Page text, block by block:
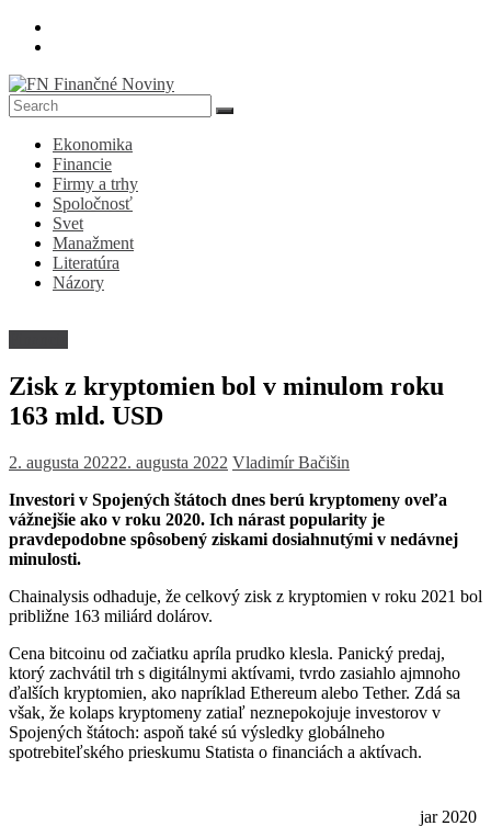
Skip
FN
Finančné
Noviny
Denník
ekonomike
spoločnosti
Ekonomika
Financie
Firmy a trhy
Spoločnosť
Svet
Manažment
Literatúra
Názory
Zisk z kryptomien bol v minulom roku
163 mld. USD
2. augusta 20222. augusta 2022 Vladimír Bačišin
Investori v Spojených štátoch dnes berú kryptomeny oveľa
vážnejšie ako v roku 2020. Ich nárast popularity je
pravdepodobne spôsobený ziskami dosiahnutými v nedávnej
minulosti.
Chainalysis odhaduje, že celkový zisk z kryptomien v roku 2021 bol
približne 163 miliárd dolárov.
Cena bitcoinu od začiatku apríla prudko klesla. Panický predaj,
ktorý zachvátil trh s digitálnymi aktívami, tvrdo zasiahlo ajmnoho
ďalších kryptomien, ako napríklad Ethereum alebo Tether. Zdá sa
však, že kolaps kryptomeny zatiaľ neznepokojuje investorov v
Spojených štátoch: aspoň také sú výsledky globálneho
spotrebiteľského prieskumu Statista o financiách a aktívach.
jar 2020